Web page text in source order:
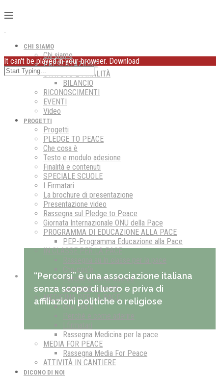
CHI SIAMO
Chi siamo
PRESENTAZIONE
STATUTO E FINALITÀ
BILANCIO
RICONOSCIMENTI
EVENTI
Video
PROGETTI
Progetti
PLEDGE TO PEACE
Che cosa è
Testo e modulo adesione
Finalità e contenuti
SPECIALE SCUOLE
I Firmatari
La brochure di presentazione
Presentazione video
Rassegna sul Pledge to Peace
Giornata Internazionale ONU della Pace
PROGRAMMA DI EDUCAZIONE ALLA PACE
PEP-Programma Educazione alla Pace
IN CLASSE PER LA PACE
Perché e come aderire
Le scuole aderenti
MEDICINA PER LA PACE
Che cos’è
Rassegna Medicina per la pace
MEDIA FOR PEACE
Rassegna Media For Peace
ATTIVITÀ IN CANTIERE
DICONO DI NOI
It can't be played in your browser. Download
“Percorsi” è una associazione italiana
senza scopo di lucro e priva di
affiliazioni politiche o religiose